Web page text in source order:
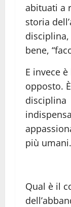
abituati a
storia
bene,
E invece è
opposto.
disciplina
più umani.
Qual è il